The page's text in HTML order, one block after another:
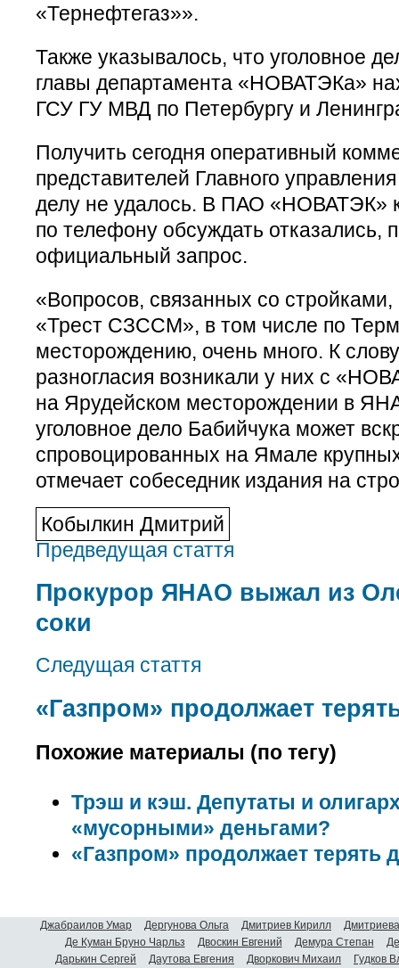
«Тернефтегаз»».
Также указывалось, что уголовное
главы департамента «НОВАТЭКа»
ГСУ ГУ МВД по Петербургу и
Получить сегодня оперативный
представителей Главного
делу не удалось. В ПАО «НОВАТЭК»
по телефону обсуждать отказались,
официальный запрос.
«Вопросов, связанных со стройками,
«Трест СЗССМ», в том числе по
месторождению, очень много. К
разногласия возникали у них с
на Ярудейском месторождении в
уголовное дело Бабийчука может
спровоцированных на Ямале
отмечает собеседник издания на
Кобылкин Дмитрий
Предведущая стаття
Прокурор ЯНАО выжал из
соки
Следущая стаття
«Газпром» продолжает
Похожие материалы (по тегу)
Трэш и кэш. Депутаты и
«мусорными» деньгами?
«Газпром» продолжает терять
Джабраилов Умар Дергунова Ольга Дмитриев Кирилл
Де Куман Бруно Чарльз
Двоскин Евгений Демура Степан
Дарькин Сергей
Даутова Евгения Дворкович Михаил
Гудков